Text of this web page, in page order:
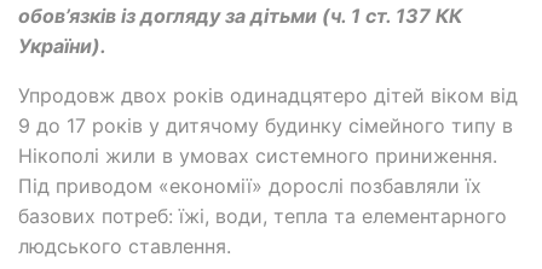
обов’язків із догляду за дітьми (ч. 1 ст. 137 КК
України).
Упродовж двох років одинадцятеро дітей віком від
9 до 17 років у дитячому будинку сімейного типу в
Нікополі жили в умовах системного приниження.
Під приводом «економії» дорослі позбавляли їх
базових потреб: їжі, води, тепла та елементарного
людського ставлення.